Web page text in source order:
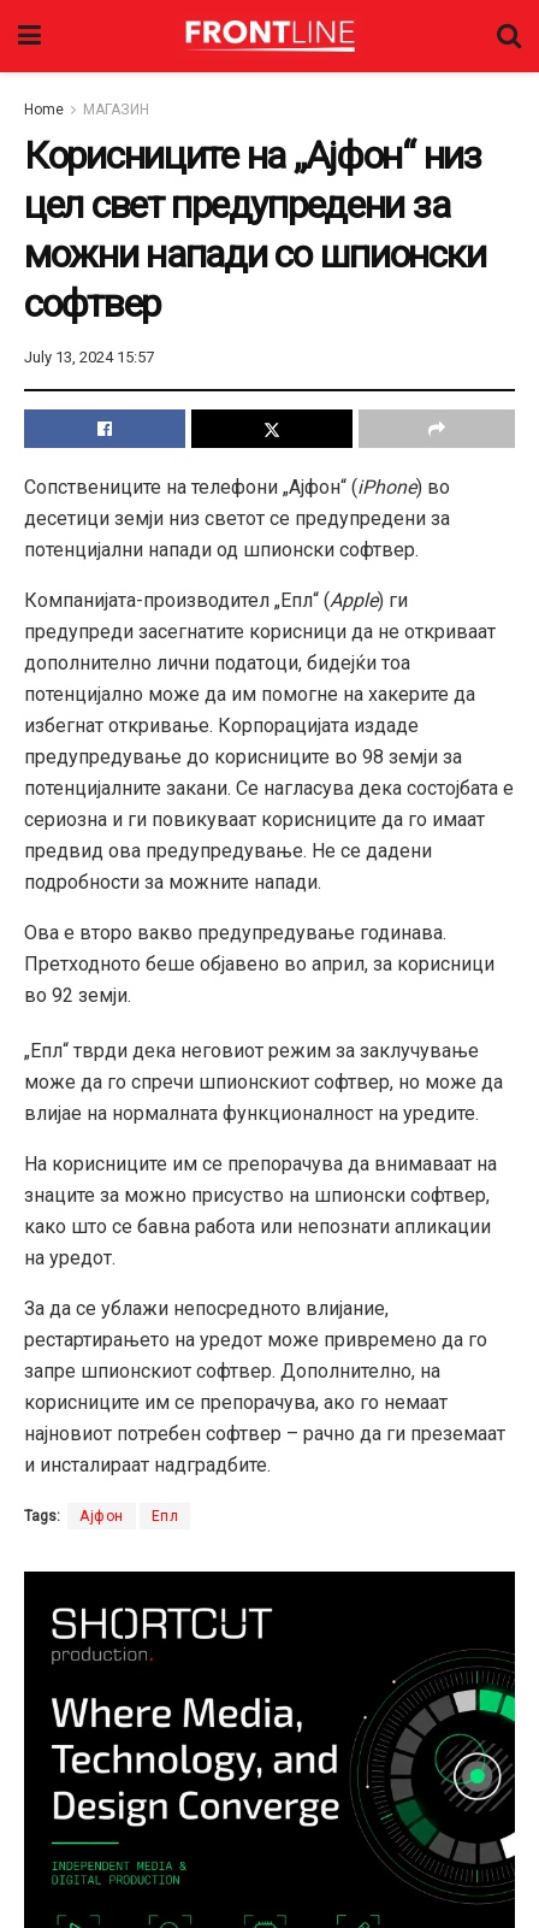
Home МАГАЗИН
Корисниците на „Ајфон“ низ
цел свет предупредени за
можни напади со шпионски
софтвер
July 13, 2024 15:57
Сопствениците на телефони „Ајфон“ (iPhone) во
десетици земји низ светот се предупредени за
потенцијални напади од шпионски софтвер.
Компанијата-производител „Епл“ (Apple) ги
предупреди засегнатите корисници да не откриваат
дополнително лични податоци, бидејќи тоа
потенцијално може да им помогне на хакерите да
избегнат откривање. Корпорацијата издаде
предупредување до корисниците во 98 земји за
потенцијалните закани. Се нагласува дека состојбата е
сериозна и ги повикуваат корисниците да го имаат
предвид ова предупредување. Не се дадени
подробности за можните напади.
Ова е второ вакво предупредување годинава.
Претходното беше објавено во април, за корисници
во 92 земји.
„Епл“ тврди дека неговиот режим за заклучување
може да го спречи шпионскиот софтвер, но може да
влијае на нормалната функционалност на уредите.
На корисниците им се препорачува да внимаваат на
знаците за можно присуство на шпионски софтвер,
како што се бавна работа или непознати апликации
на уредот.
За да се ублажи непосредното влијание,
рестартирањето на уредот може привремено да го
запре шпионскиот софтвер. Дополнително, на
корисниците им се препорачува, ако го немаат
најновиот потребен софтвер – рачно да ги преземаат
и инсталираат надградбите.
Tags: Ајфон Епл